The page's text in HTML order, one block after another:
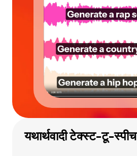
यथार्थवादी टेक्स्ट-टू-स्पीच